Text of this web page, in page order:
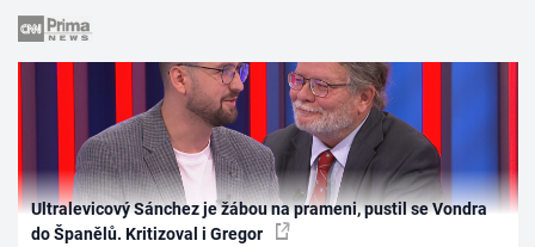
Ultralevicový Sánchez je žábou na prameni, pustil se Vondra
do Španělů. Kritizoval i Gregor